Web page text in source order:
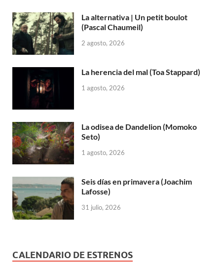
La alternativa | Un petit boulot
(Pascal Chaumeil)
2 agosto, 2026
La herencia del mal (Toa Stappard)
1 agosto, 2026
La odisea de Dandelion (Momoko
Seto)
1 agosto, 2026
Seis días en primavera (Joachim
Lafosse)
31 julio, 2026
CALENDARIO DE ESTRENOS